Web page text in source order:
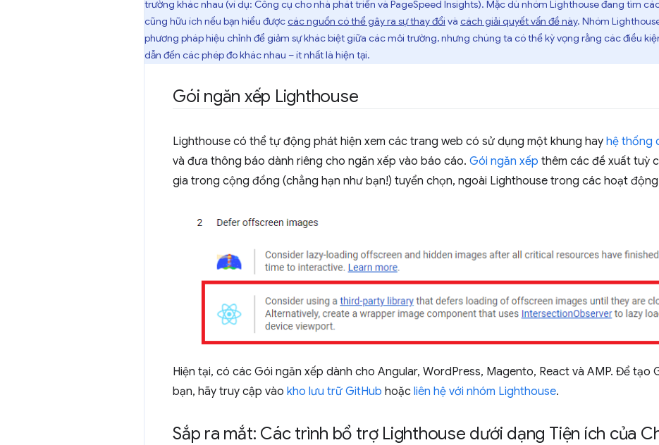
trường khác nhau (ví dụ: Công cụ cho nhà phát triển và PageSpeed Insights). Mặc dù nhóm Lighthouse đang tìm
cũng hữu ích nếu bạn hiểu đượccác nguồn có thể gây ra sự thay đổi và cách giải quyết vấn đề này. Nhóm
phương pháp hiệu chỉnh để giảm sự khác biệt giữa các môi trường, nhưng chúng ta có thể kỳ vọng rằng các điều
dẫn đến các phép đo khác nhau – ít nhất là hiện tại.
Gói ngăn xếp Lighthouse
Lighthouse có thể tự động phát hiện xem các trang web có sử dụng một khung hay hệ thống
và đưa thông báo dành riêng cho ngăn xếp vào báo cáo. Gói ngăn xếp thêm các đề xuất tuỳ
gia trong cộng đồng (chẳng hạn như bạn!) tuyển chọn, ngoài Lighthouse trong các hoạt động
Hiện tại, có các Gói ngăn xếp dành cho Angular, WordPress, Magento, React và AMP. Để tạo
bạn, hãy truy cập vào kho lưu trữ GitHub hoặc liên hệ với nhóm Lighthouse.
Sắp ra mắt: Các trình bổ trợ Lighthouse dưới dạng Tiện ích của